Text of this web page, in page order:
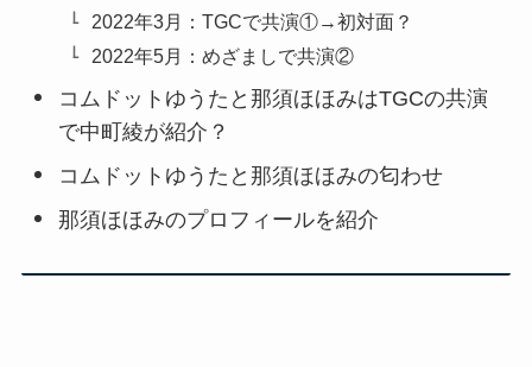
2022年3月：TGCで共演①→初対面？
2022年5月：めざましで共演②
コムドットゆうたと那須ほほみはTGCの共演
で中町綾が紹介？
コムドットゆうたと那須ほほみの匂わせ
那須ほほみのプロフィールを紹介